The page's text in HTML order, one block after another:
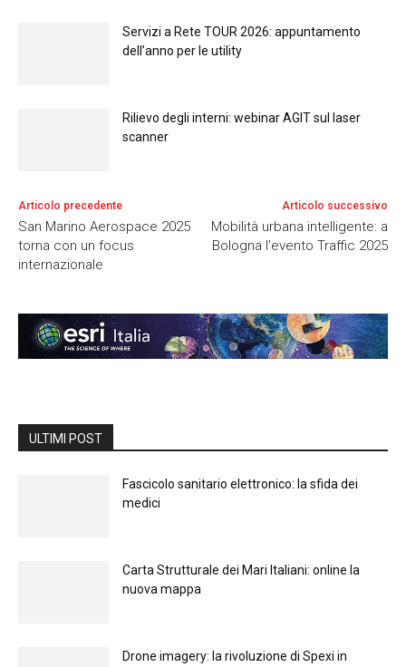
Servizi a Rete TOUR 2026: appuntamento
dell’anno per le utility
Rilievo degli interni: webinar AGIT sul laser
scanner
Articolo precedente
San Marino Aerospace 2025
torna con un focus
internazionale
Articolo successivo
Mobilità urbana intelligente: a
Bologna l’evento Traffic 2025
ULTIMI POST
Fascicolo sanitario elettronico: la sfida dei
medici
Carta Strutturale dei Mari Italiani: online la
nuova mappa
Drone imagery: la rivoluzione di Spexi in